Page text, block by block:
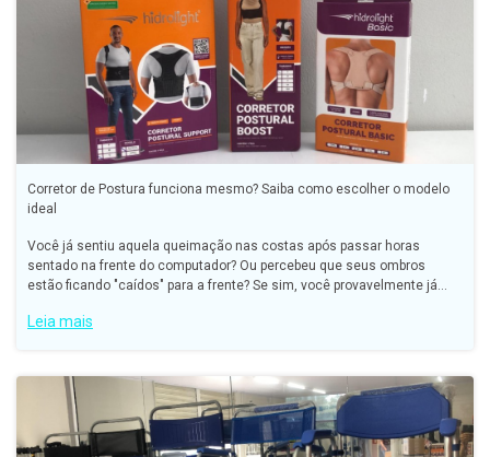
Corretor de Postura funciona mesmo? Saiba como escolher o modelo
ideal
Você já sentiu aquela queimação nas costas após passar horas
sentado na frente do computador? Ou percebeu que seus ombros
estão ficando "caídos" para a frente? Se sim, você provavelmente já
Leia mais